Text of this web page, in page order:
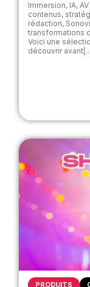
Immersion, IA,
contenus,
rédaction,
transformations
Voici une
découvrir
PRODUITS